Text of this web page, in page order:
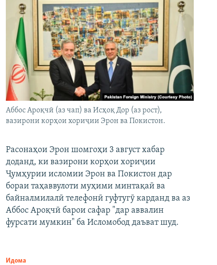
Аббос Ароқчӣ (аз чап) ва Исҳоқ Дор (аз рост),
вазирони корҳои хориҷии Эрон ва Покистон.
Расонаҳои Эрон шомгоҳи 3 август хабар
доданд, ки вазирони корҳои хориҷии
Ҷумҳурии исломии Эрон ва Покистон дар
бораи таҳаввулоти муҳими минтақаӣ ва
байналмилалӣ телефонӣ гуфтугӯ карданд ва аз
Аббос Ароқчӣ барои сафар "дар аввалин
фурсати мумкин" ба Исломобод даъват шуд.
Идома